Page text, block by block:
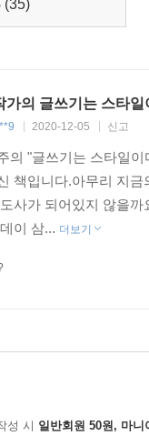
(35)
가의 글쓰기는 스타일
2020-12-05 신고
의 "글쓰기는 스타일
책입니다.아무리 지
사가 되어있지 않을
이 삼... 더보기
성 시 일반회원 50원, 마니